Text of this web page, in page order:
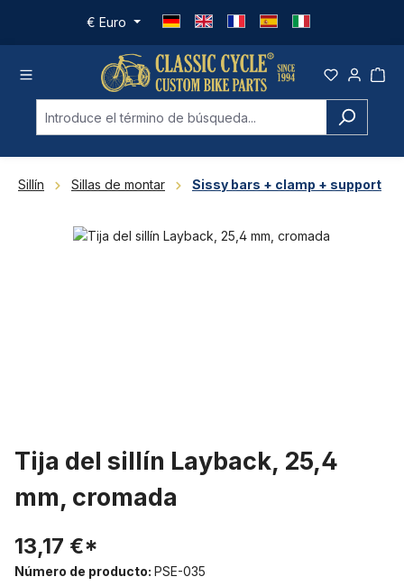
Saltar al contenido principal
€ Euro
Sillín Sillas de montar Sissy bars + clamp + support
Omitir galería de imágenes
Tija del sillín Layback, 25,4
mm, cromada
13,17 €*
Número de producto: PSE-035